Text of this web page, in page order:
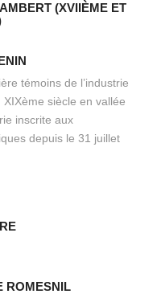
(XVIIÈME ET
témoins de l’industrie
siècle en vallée
inscrite aux
depuis le 31 juillet
ROMESNIL